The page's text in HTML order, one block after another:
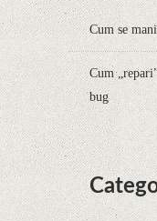
Cum se
Cum
bug